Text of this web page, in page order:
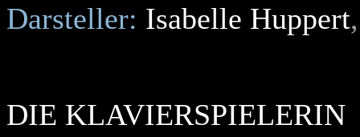
Darsteller: Isabelle Huppert
DIE KLAVIERSPIELERIN